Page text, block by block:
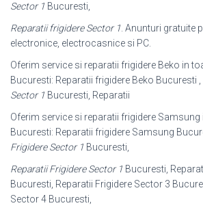
Sector 1 Bucuresti,
Reparatii frigidere Sector 1. Anunturi gratuite
electronice, electrocasnice si PC.
Oferim service si reparatii frigidere Beko in
Bucuresti: Reparatii frigidere Beko Bucuresti ,
Sector 1 Bucuresti, Reparatii
Oferim service si reparatii frigidere
Bucuresti: Reparatii frigidere Samsung
Frigidere Sector 1 Bucuresti,
Reparatii Frigidere Sector 1 Bucuresti,
Bucuresti, Reparatii Frigidere Sector 3
Sector 4 Bucuresti,